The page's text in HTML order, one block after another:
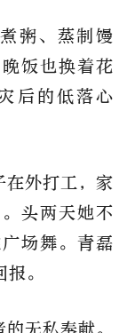
粥、蒸制馒
饭也换着花
后的低落心
在外打工，家
头两天她不
场舞。青磊
。